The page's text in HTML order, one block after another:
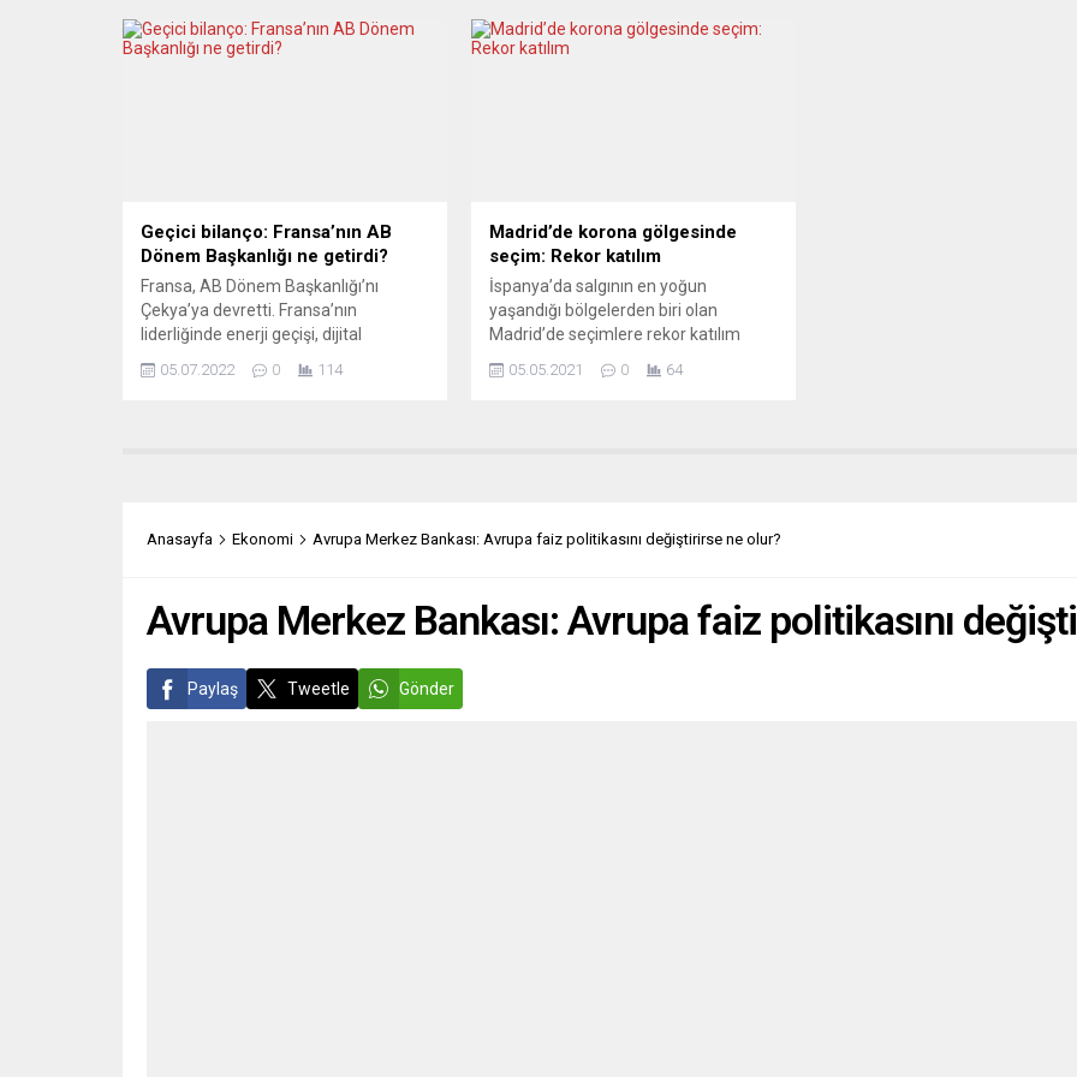
yoğunlaştıracağı tahminini paylaştı.
İngiltere Savunma Bakanlığı
kesin yenilgi.” Giorgio Bianchi,
İtalya’daki önemli bağımsız
Geçici bilanço: Fransa’nın AB
Dönem Başkanlığı ne getirdi?
Fransa, AB Dönem Başkanlığı’nı
Çekya’ya devretti. Fransa’nın
liderliğinde enerji geçişi, dijital
koruması gibi konulara odaklanılmıştı.
GETİRDİ Le Temps, Fransa’nın
05.07.2022 0 114
Madrid’de korona gölgesinde
seçim: Rekor katılım
İspanya’da salgının en yoğun
yaşandığı bölgelerden biri olan
Madrid’de seçimlere rekor katılım
yoğunluğuna rağmen, yaklaşık 5
çıkma yasağı,...
05.05.2021 0 64
Anasayfa Ekonomi Avrupa Merkez Bankası: Avrupa faiz politikasını değiştirirse ne olur?
Avrupa Merkez Bankası: Avrupa faiz politikasını
Paylaş Tweetle Gönder